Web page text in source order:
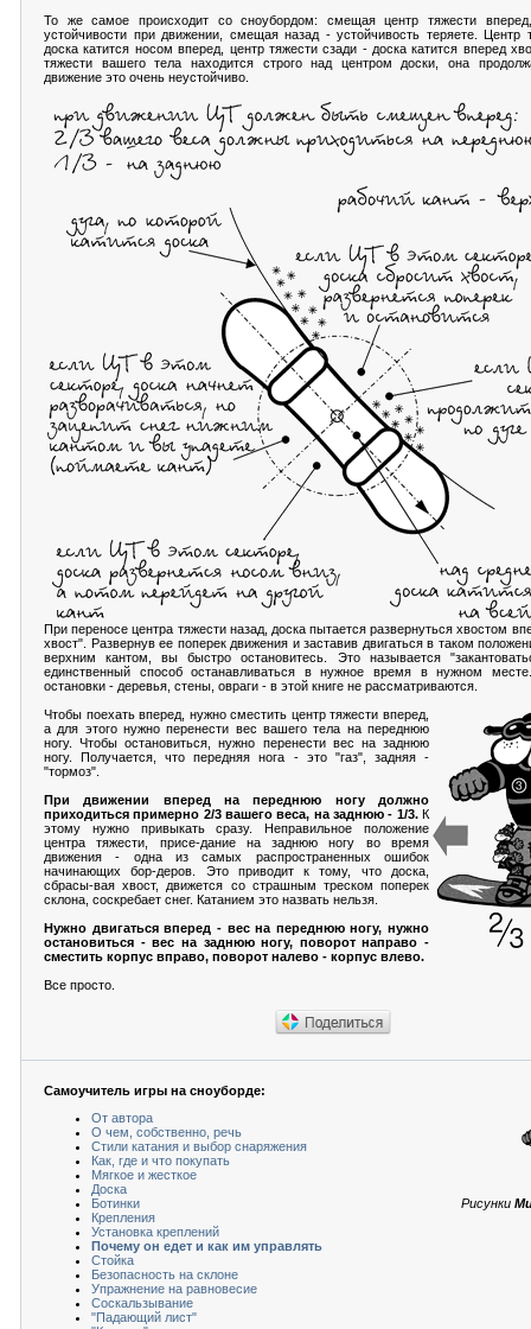
То же самое происходит со сноубордом: смещая центр тяжести
устойчивости при движении, смещая назад - устойчивость теряете. Центр
доска катится носом вперед, центр тяжести сзади - доска катится вперед
тяжести вашего тела находится строго над центром доски, она
движение это очень неустойчиво.
При переносе центра тяжести назад, доска пытается развернуться хвостом
хвост". Развернув ее поперек движения и заставив двигаться в таком
верхним кантом, вы быстро остановитесь. Это называется
единственный способ останавливаться в нужное время в нужном
остановки - деревья, стены, овраги - в этой книге не рассматриваются.
Чтобы поехать вперед, нужно сместить центр тяжести вперед,
а для этого нужно перенести вес вашего тела на переднюю
ногу. Чтобы остановиться, нужно перенести вес на заднюю
ногу. Получается, что передняя нога - это "газ", задняя -
"тормоз".
При движении вперед на переднюю ногу должно
приходиться примерно 2/3 вашего веса, на заднюю - 1/3.К
этому нужно привыкать сразу. Неправильное положение
центра тяжести, присе-дание на заднюю ногу во время
движения - одна из самых распространенных ошибок
начинающих бор-деров. Это приводит к тому, что доска,
сбрасы-вая хвост, движется со страшным треском поперек
склона, соскребает снег. Катанием это назвать нельзя.
Нужно двигаться вперед - вес на переднюю ногу, нужно
остановиться - вес на заднюю ногу, поворот направо -
сместить корпус вправо, поворот налево - корпус влево.
Все просто.
Самоучитель игры на сноуборде:
Рисунки
От автора
О чем, собственно, речь
Стили катания и выбор снаряжения
Как, где и что покупать
Мягкое и жесткое
Доска
Ботинки
Крепления
Установка креплений
Почему он едет и как им управлять
Стойка
Безопасность на склоне
Упражнение на равновесие
Соскальзывание
"Падающий лист"